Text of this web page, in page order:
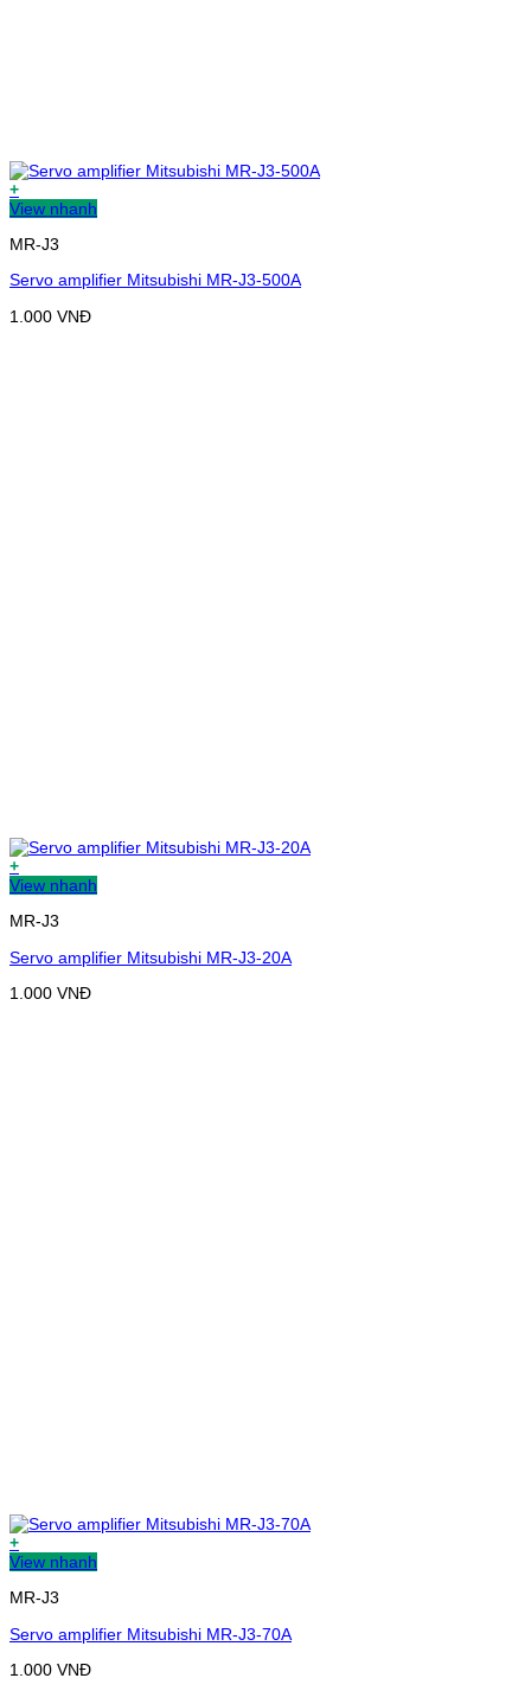
+
View nhanh
MR-J3
Servo amplifier Mitsubishi MR-J3-500A
1.000 VNĐ
+
View nhanh
MR-J3
Servo amplifier Mitsubishi MR-J3-20A
1.000 VNĐ
+
View nhanh
MR-J3
Servo amplifier Mitsubishi MR-J3-70A
1.000 VNĐ